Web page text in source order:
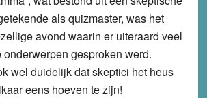
als quizmaster, was het
avond waarin er uiteraard veel
gesproken werd.
wel duidelijk dat skeptici het heus
eens hoeven te zijn!